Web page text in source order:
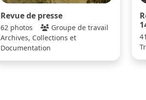
Revue de presse
62 photos
Groupe de travail
Archives, Collections et
Documentation